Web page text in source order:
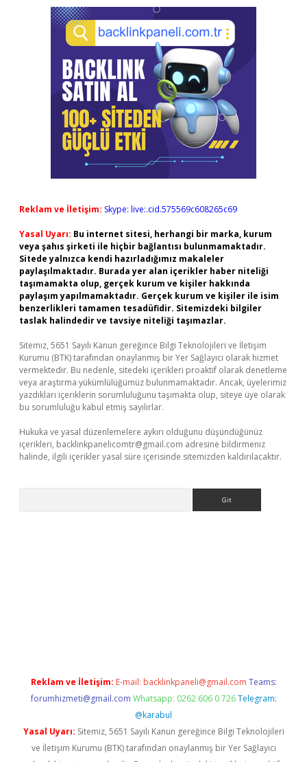
Reklam ve İletişim: Skype: live:.cid.575569c608265c69
Yasal Uyarı: Bu internet sitesi, herhangi bir marka, kurum
veya şahıs şirketi ile hiçbir bağlantısı bulunmamaktadır.
Sitede yalnızca kendi hazırladığımız makaleler
paylaşılmaktadır. Burada yer alan içerikler haber niteliği
taşımamakta olup, gerçek kurum ve kişiler hakkında
paylaşım yapılmamaktadır. Gerçek kurum ve kişiler ile isim
benzerlikleri tamamen tesadüfidir. Sitemizdeki bilgiler
taslak halindedir ve tavsiye niteliği taşımazlar.
Sitemiz, 5651 Sayılı Kanun gereğince Bilgi Teknolojileri ve İletişim
Kurumu (BTK) tarafından onaylanmış bir Yer Sağlayıcı olarak hizmet
vermektedir. Bu nedenle, sitedeki içerikleri proaktif olarak denetleme
veya araştırma yükümlülüğümüz bulunmamaktadır. Ancak, üyelerimiz
yazdıkları içeriklerin sorumluluğunu taşımakta olup, siteye üye olarak
bu sorumluluğu kabul etmiş sayılırlar.
Hukuka ve yasal düzenlemelere aykırı olduğunu düşündüğünüz
içerikleri, backlinkpanelicomtr@gmail.com adresine bildirmeniz
halinde, ilgili içerikler yasal süre içerisinde sitemizden kaldırılacaktır.
Reklam ve İletişim: E-mail: backlinkpaneli@gmail.com Teams:
forumhizmeti@gmail.com Whatsapp: 0262 606 0 726 Telegram:
@karabul
Yasal Uyarı: Sitemiz, 5651 Sayılı Kanun gereğince Bilgi Teknolojileri
ve İletişim Kurumu (BTK) tarafından onaylanmış bir Yer Sağlayıcı